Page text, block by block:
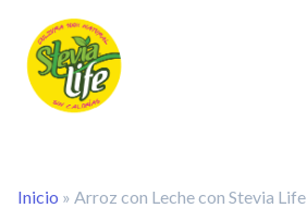
Inicio » Arroz con Leche con Stevia Life